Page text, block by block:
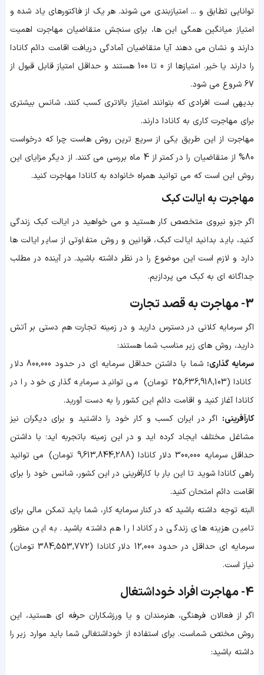
توانایی تطابق و ... امتیازبندی می شوند. هر یک از فاکتورهای یاد شده و
امتیاز میانگین همگی این ها، برای سنجش متقاضیان مهاجرت اهمیت
دارند و نشان می دهند آیا متقاضیان آمادگی دریافت اقامت دائم کانادا
را دارند یا خیر. امتیازها از 0 تا 100 هستند و حداقل امتیاز قابل قبول از
67 شروع می شود.
بدیهی است افرادی که بتوانند امتیاز بالاتری کسب کنند، شانس بیشتری
برای مهاجرت کاری به کانادا دارند.
مهاجرت از این طریق یکی از سریع ترین روش هاست چرا که درخواست
80% از متقاضیان را در کمتر از 4 ماه بررسی می کنند. از دیگر مزایای این
روش این است که می توانید همراه خانواده به کانادا مهاجرت کنید.
مهاجرت به ایالت کبک
اگر جزو نیروی متخصص کار هستید و می خواهید در ایالت کبک زندگی
کنید، باید بدانید ایالت کبک، قوانین و روش متفاوتی از سایر ایالت ها
دارد و لازم است این موضوع را در نظر داشته باشید. در آینده در مطلب
جداگانه ای به کبک می پردازیم.
3- مهاجرت به قصد تجارت
اگر سرمایه کلانی در دسترس دارید و در زمینه تجارت هم دستی بر آتش
دارید، روش های زیر مناسب شما هستند:
سرمایه گذاری: شما با داشتن حداقل سرمایه ای در حدود
800,000 دلار
کانادا (25,636,918,103 تومان)
می توانید سرمایه گذاری خود را در
کانادا آغاز کنید و اقامت دائم این کشور را به دست آورید.
کارآفرینی: اگر در ایران کسب و کار خود را داشتید و برای دیگران نیز
مشاغل مختلف ایجاد کرده اید و در این زمینه باتجربه اید؛ با داشتن
حداقل سرمایه 300,000 دلار کانادا (9,613,844,288 تومان)
می توانید
راهی کانادا شوید تا این بار با کارآفرینی در این کشور، شانس خود را برای
اقامت دائم امتحان کنید.
البته توجه داشته باشید که در کنار سرمایه کار، شما باید تمکن مالی برای
تامین هزینه های زندگی در کانادا را هم داشته باشید. به این منظور
سرمایه ای حداقل در حدود 12,000 دلار کانادا (384,553,772 تومان)
نیاز است.
4- مهاجرت افراد خوداشتغال
اگر از فعالان فرهنگی، هنرمندان و یا ورزشکاران حرفه ای هستید، این
روش مختص شماست. برای استفاده از خوداشتغالی شما باید موارد زیر را
داشته باشید: